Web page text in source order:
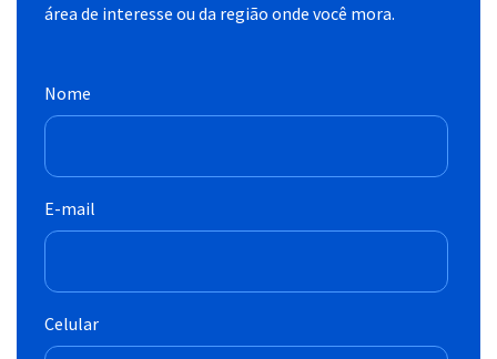
área de interesse ou da região onde você mora.
Nome
E-mail
Celular